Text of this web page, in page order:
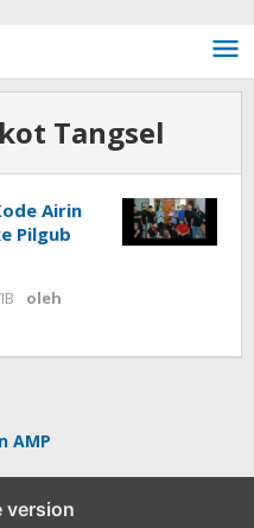
Tangsel
Airin
Pilgub
oleh
AMP
version